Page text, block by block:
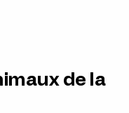
de la